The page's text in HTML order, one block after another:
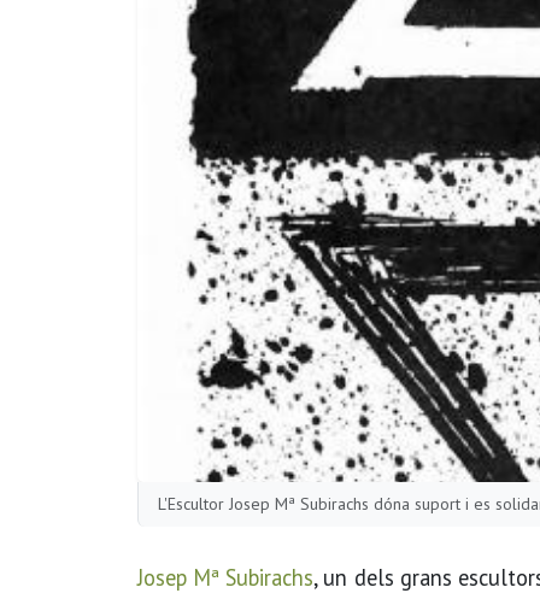
L'Escultor Josep Mª Subirachs dóna suport i es
Josep Mª Subirachs, un dels grans